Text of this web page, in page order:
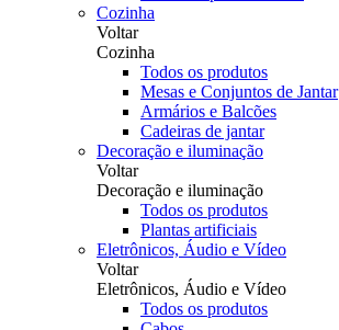
Cozinha
Voltar
Cozinha
Todos os produtos
Mesas e Conjuntos de Jantar
Armários e Balcões
Cadeiras de jantar
Decoração e iluminação
Voltar
Decoração e iluminação
Todos os produtos
Plantas artificiais
Eletrônicos, Áudio e Vídeo
Voltar
Eletrônicos, Áudio e Vídeo
Todos os produtos